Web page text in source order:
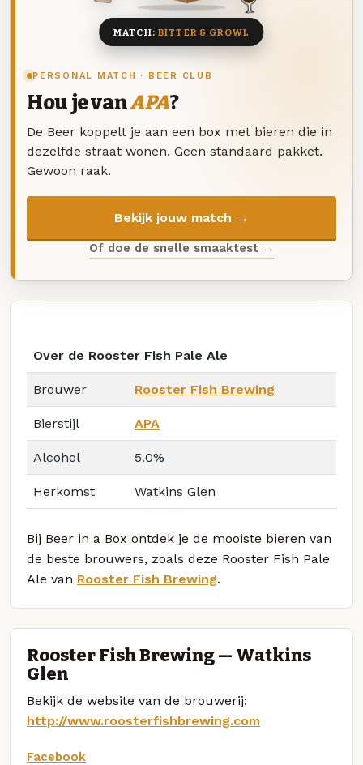
PERSONAL MATCH · BEER CLUB
Hou je vanAPA?
De Beer koppelt je aan een box met bieren die in
dezelfde straat wonen. Geen standaard pakket.
Gewoon raak.
Bekijk jouw match →
Of doe de snelle smaaktest →
MATCH: BITTER & GROWL
Over de Rooster Fish Pale Ale
Brouwer Rooster Fish Brewing
Bierstijl APA
Alcohol 5.0%
Herkomst Watkins Glen
Bij Beer in a Box ontdek je de mooiste bieren van
de beste brouwers, zoals deze Rooster Fish Pale
Ale van Rooster Fish Brewing.
Rooster Fish Brewing — Watkins
Glen
Bekijk de website van de brouwerij:
http://www.roosterfishbrewing.com
Facebook